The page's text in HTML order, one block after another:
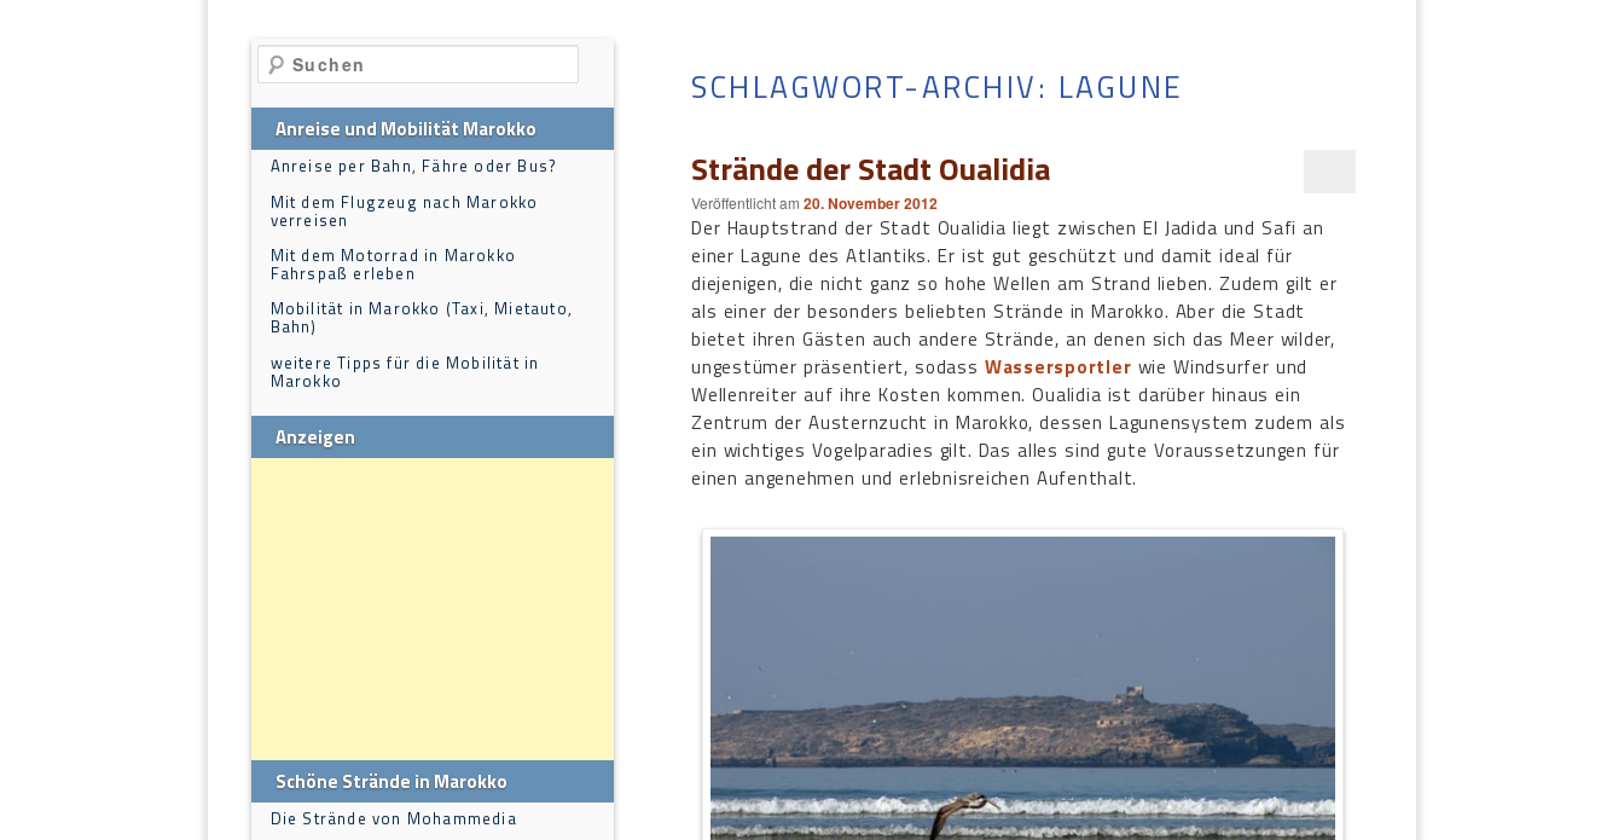
SCHLAGWORT-ARCHIV: LAGUNE
Strände der Stadt Oualidia
Veröffentlicht am 20. November 2012
Der Hauptstrand der Stadt Oualidia liegt zwischen El Jadida und Safi an
einer Lagune des Atlantiks. Er ist gut geschützt und damit ideal für
diejenigen, die nicht ganz so hohe Wellen am Strand lieben. Zudem gilt er
als einer der besonders beliebten Strände in Marokko. Aber die Stadt
bietet ihren Gästen auch andere Strände, an denen sich das Meer wilder,
ungestümer präsentiert, sodass Wassersportler wie Windsurfer und
Wellenreiter auf ihre Kosten kommen. Oualidia ist darüber hinaus ein
Zentrum der Austernzucht in Marokko, dessen Lagunensystem zudem als
ein wichtiges Vogelparadies gilt. Das alles sind gute Voraussetzungen für
einen angenehmen und erlebnisreichen Aufenthalt.
Suchen
Anreise und Mobilität Marokko
Anreise per Bahn, Fähre oder Bus?
Mit dem Flugzeug nach Marokko
verreisen
Mit dem Motorrad in Marokko
Fahrspaß erleben
Mobilität in Marokko (Taxi, Mietauto,
Bahn)
weitere Tipps für die Mobilität in
Marokko
Anzeigen
Schöne Strände in Marokko
Die Strände von Mohammedia